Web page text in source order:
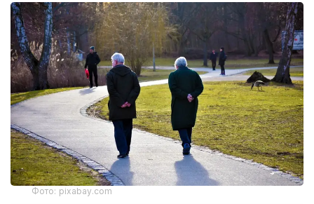
Фото: pixabay.com